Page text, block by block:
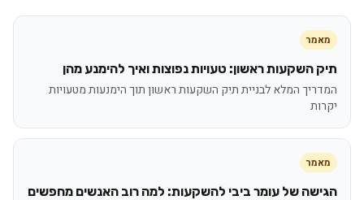
מאמר
תיק השקעות ראשון: טעויות נפוצות ואיך להימנע מהן
המדריך המלא לבניית תיק השקעות ראשון תוך הימנעות מטעויות
יקרות
מאמר
הגישה של עומר ביבי להשקעות: למה רוב האנשים מחפשים